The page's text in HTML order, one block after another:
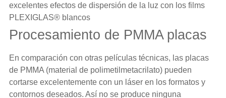
excelentes efectos de dispersión de la luz con los films
PLEXIGLAS® blancos
Procesamiento de PMMA placas
En comparación con otras películas técnicas, las placas
de PMMA (material de polimetilmetacrilato) pueden
cortarse excelentemente con un láser en los formatos y
contornos deseados. Así no se produce ninguna